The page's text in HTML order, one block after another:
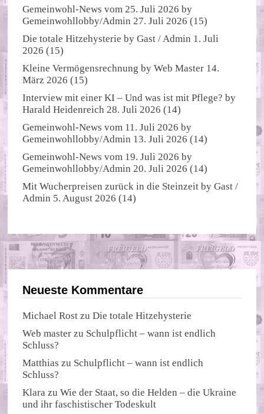
Gemeinwohl-News vom 25. Juli 2026 by
Gemeinwohllobby/Admin 27. Juli 2026 (15)
Die totale Hitzehysterie byGast / Admin 1. Juli
2026 (15)
Kleine Vermögensrechnung byWeb Master 14.
März 2026 (15)
Interview mit einer KI – Und was ist mit Pflege? by
Harald Heidenreich 28. Juli 2026 (14)
Gemeinwohl-News vom 11. Juli 2026 by
Gemeinwohllobby/Admin 13. Juli 2026 (14)
Gemeinwohl-News vom 19. Juli 2026 by
Gemeinwohllobby/Admin 20. Juli 2026 (14)
Mit Wucherpreisen zurück in die Steinzeit byGast /
Admin 5. August 2026 (14)
Neueste Kommentare
Michael Rost zuDie totale Hitzehysterie
Web master zu Schulpflicht – wann ist endlich
Schluss?
Matthias zu Schulpflicht – wann ist endlich
Schluss?
Klara zuWie der Staat, so die Helden – die Ukraine
und ihr faschistischer Todeskult